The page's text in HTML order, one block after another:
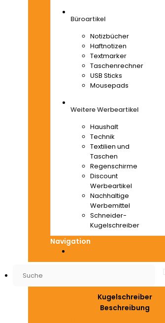
Büroartikel
Notizbücher
Haftnotizen
Textmarker
Taschenrechner
USB Sticks
Mousepads
Weitere Werbeartikel
Haushalt
Technik
Textilien und
Taschen
Regenschirme
Discount
Werbeartikel
Nachhaltige
Werbemittel
Schneider-
Kugelschreiber
Navigation
Kugelschreiber
Beschreibung